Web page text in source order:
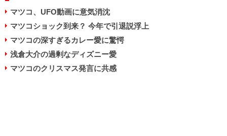
マツコ、UFO動画に意気消沈
マツコショック到来？ 今年で引退説浮上
マツコの深すぎるカレー愛に驚愕
浅倉大介の過剰なディズニー愛
マツコのクリスマス発言に共感